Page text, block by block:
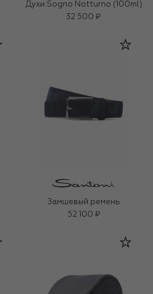
Духи Sogno Notturno (100ml)
32 500 ₽
Замшевый ремень
52 100 ₽